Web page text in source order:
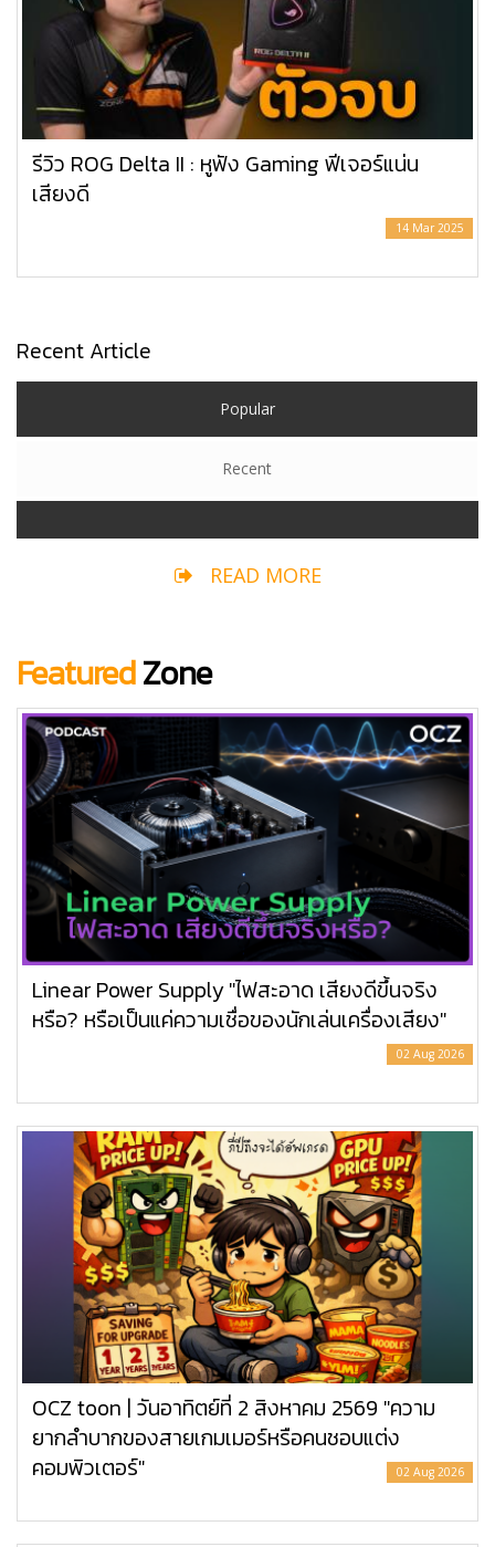
รีวิว ROG Delta II : หูฟัง Gaming ฟีเจอร์แน่น
เสียงดี
14 Mar 2025
Recent Article
Popular
Recent
READ MORE
FeaturedZone
Linear Power Supply "ไฟสะอาด เสียงดีขึ้นจริง
หรือ? หรือเป็นแค่ความเชื่อของนักเล่นเครื่องเสียง"
02 Aug 2026
OCZ toon | วันอาทิตย์ที่ 2 สิงหาคม 2569 "ความ
ยากลำบากของสายเกมเมอร์หรือคนชอบแต่ง
คอมพิวเตอร์"
02 Aug 2026